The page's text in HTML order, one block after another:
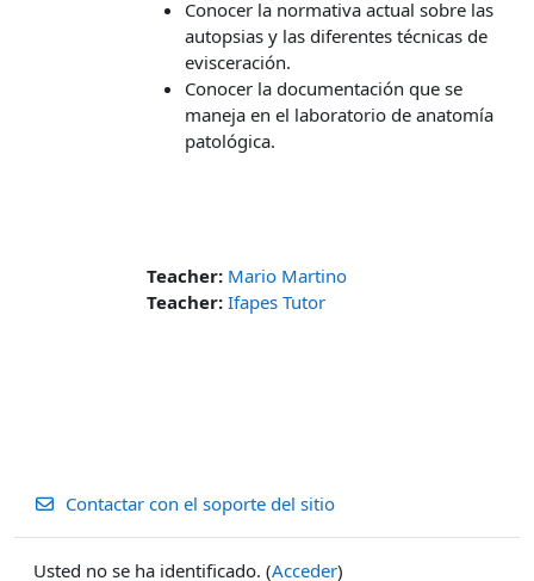
Conocer la normativa actual sobre las
autopsias y las diferentes técnicas de
evisceración.
Conocer la documentación que se
maneja en el laboratorio de anatomía
patológica.
Teacher: Mario Martino
Teacher: Ifapes Tutor
Contactar con el soporte del sitio
Usted no se ha identificado. (Acceder)